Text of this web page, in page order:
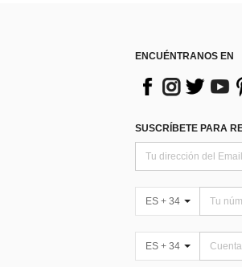
ENCUÉNTRANOS EN
SUSCRÍBETE PARA
ES + 34
ES + 34